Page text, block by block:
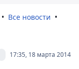
Все новости
17:35, 18 марта 2014